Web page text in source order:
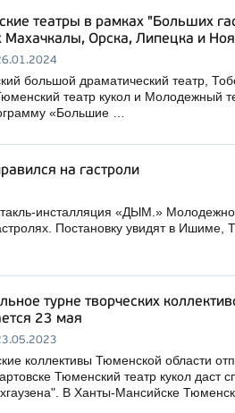
театры в рамках "Больших
Махачкалы, Орска, Липецка и
большой драматический театр,
театр кукол и Молодежный
«Большие …
на гастроли
инсталляция «ДЫМ.»
Постановку увидят в Ишиме,
турне творческих
23 мая
коллективы Тюменской области
Тюменский театр кукол даст
В Ханты-Мансийске